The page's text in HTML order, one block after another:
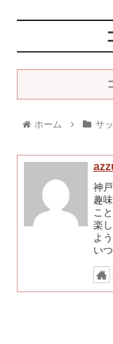
ホーム サ
神
趣
こと
楽
よう
い